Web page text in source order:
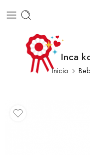
Inca
Inicio